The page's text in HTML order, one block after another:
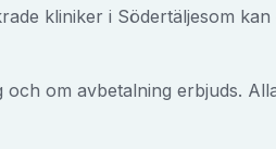
kliniker i Södertäljesom kan
om avbetalning erbjuds.